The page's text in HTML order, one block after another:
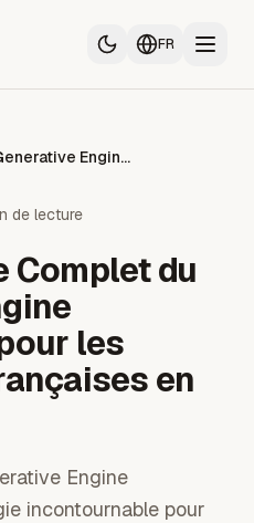
FR
GEO : Le Guide Complet du Generative Engine Optimization pour les Entreprises Françaises en 2026
de lecture
Complet du
les
en
Engine
incontournable pour